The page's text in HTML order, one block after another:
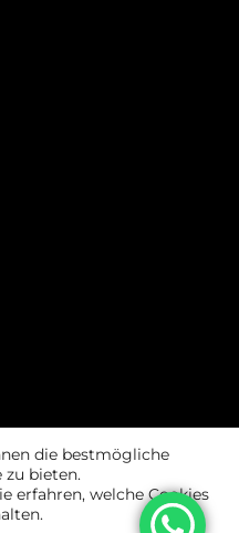
die bestmögliche
zu bieten.
erfahren, welche Cookies